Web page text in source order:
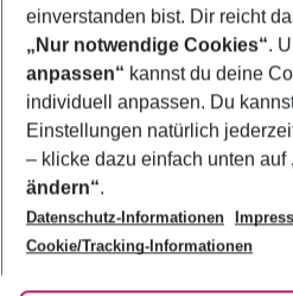
Footer
Footer navigation
Über uns
AGB
Bestpreisgarantie
Cookie-Einstellungen ändern
Cookie-Richtlinie
Agenturbetreuung
Barrierefreies Reisen
Folge uns
einverstanden bist. Dir reicht
„Nur notwendige Cookies“.
anpassen“ kannst du deine
individuell anpassen. Du
Einstellungen natürlich
– klicke dazu einfach unten auf
ändern“.
Datenschutz-Informationen
Cookie/Tracking-Informationen